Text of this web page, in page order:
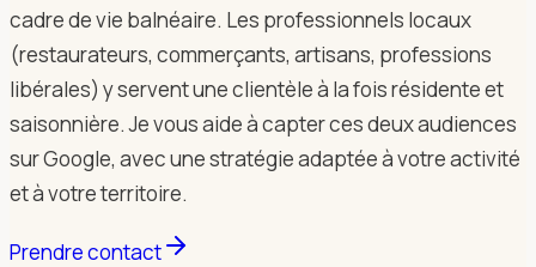
cadre de vie balnéaire. Les professionnels locaux
(restaurateurs, commerçants, artisans, professions
libérales) y servent une clientèle à la fois résidente et
saisonnière. Je vous aide à capter ces deux audiences
sur Google, avec une stratégie adaptée à votre activité
et à votre territoire.
Prendre contact